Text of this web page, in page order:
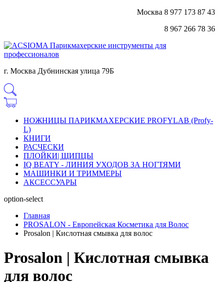
Москва 8 977 173 87 43
8 967 266 78 36
г. Москва Дубнинская улица 79Б
НОЖНИЦЫ ПАРИКМАХЕРСКИЕ PROFYLAB (Profy-
L)
КНИГИ
РАСЧЕСКИ
ПЛОЙКИ| ЩИПЦЫ
IQ BEATY - ЛИНИЯ УХОДОВ ЗА НОГТЯМИ
МАШИНКИ И ТРИММЕРЫ
АКСЕССУАРЫ
option-select
Главная
PROSALON - Европейская Косметика для Волос
Prosalon | Кислотная смывка для волос
Prosalon | Кислотная смывка
для волос